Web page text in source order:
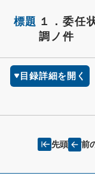
標題 １．委任
調ノ件
目録詳細を開く
先頭 前